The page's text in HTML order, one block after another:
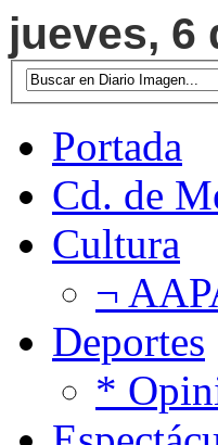
jueves, 6
Portada
Cd. de
Cultura
¬
Deportes
*